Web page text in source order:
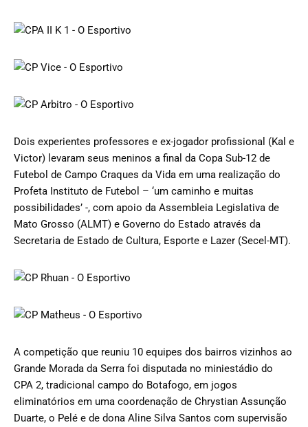
Dois experientes professores e ex-jogador profissional (Kal e
Victor) levaram seus meninos a final da Copa Sub-12 de
Futebol de Campo Craques da Vida em uma realização do
Profeta Instituto de Futebol – ‘um caminho e muitas
possibilidades’ -, com apoio da Assembleia Legislativa de
Mato Grosso (ALMT) e Governo do Estado através da
Secretaria de Estado de Cultura, Esporte e Lazer (Secel-MT).
A competição que reuniu 10 equipes dos bairros vizinhos ao
Grande Morada da Serra foi disputada no miniestádio do
CPA 2, tradicional campo do Botafogo, em jogos
eliminatórios em uma coordenação de Chrystian Assunção
Duarte, o Pelé e de dona Aline Silva Santos com supervisão